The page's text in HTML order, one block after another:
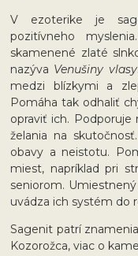
V ezoterike je
pozitívneho
skamenené zlaté
nazýva Venušiny vlasy
medzi blízkymi a
Pomáha tak odhaliť
opraviť ich. Podporuje
želania na
obavy a neistotu.
miest, napríklad pri
seniorom.
uvádza ich systém do
Sagenit patrí
Kozorožca, viac o